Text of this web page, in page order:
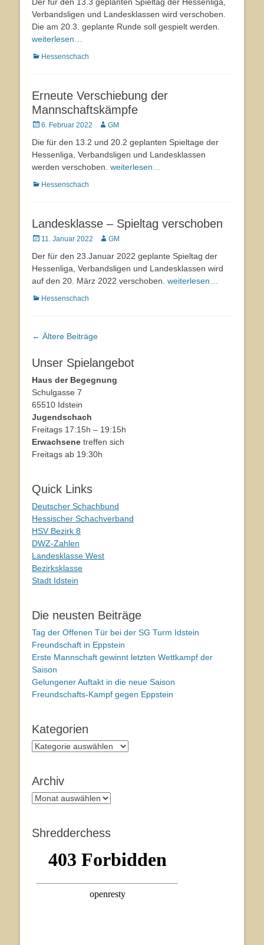
Verbandsligen und Landesklassen wird verschoben.
Die am 20.3. geplante Runde soll gespielt werden.
weiterlesen…
Kategorien
Hessenschach
Erneute Verschiebung der
Mannschaftskämpfe
Veröffentlicht
6. Februar 2022 Autor
GM
Die für den 13.2 und 20.2 geplanten Spieltage der
Hessenliga, Verbandsligen und Landesklassen
werden verschoben. weiterlesen…
Kategorien
Hessenschach
Landesklasse – Spieltag verschoben
Veröffentlicht
11. Januar 2022 Autor
GM
Der für den 23.Januar 2022 geplante Spieltag der
Hessenliga, Verbandsligen und Landesklassen wird
auf den 20. März 2022 verschoben. weiterlesen…
Kategorien
Hessenschach
Beitrags-
← Ältere Beiträge
Unser Spielangebot
Haus der Begegnung
Schulgasse 7
65510 Idstein
Jugendschach
Freitags 17:15h – 19:15h
Erwachsene treffen sich
Freitags ab 19:30h
Quick Links
Deutscher Schachbund
Hessischer Schachverband
HSV Bezirk 8
DWZ-Zahlen
Landesklasse West
Bezirksklasse
Stadt Idstein
Die neusten Beiträge
Tag der Offenen Tür bei der SG Turm Idstein
Freundschaft in Eppstein
Erste Mannschaft gewinnt letzten Wettkampf der
Saison
Gelungener Auftakt in die neue Saison
Freundschafts-Kampf gegen Eppstein
Kategorien
Kategorien
Archiv
Archiv
Shredderchess